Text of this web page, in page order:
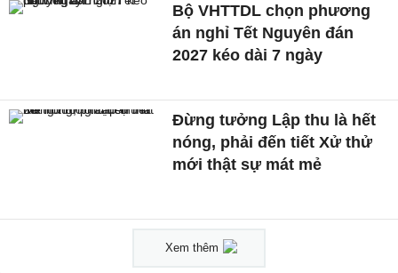
Bộ VHTTDL chọn phương
án nghỉ Tết Nguyên đán
2027 kéo dài 7 ngày
Đừng tưởng Lập thu là hết
nóng, phải đến tiết Xử thử
mới thật sự mát mẻ
Xem thêm